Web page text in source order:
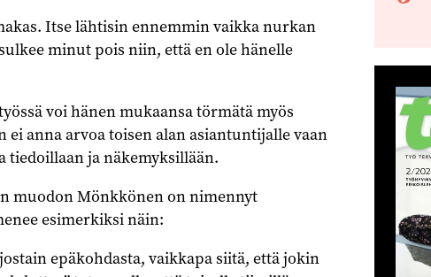
Itse lähtisin ennemmin vaikka nurkan
minut pois niin, että en ole hänelle
voi hänen mukaansa törmätä myös
anna arvoa toisen alan asiantuntijalle vaan
tiedoillaan ja näkemyksillään.
muodon Mönkkönen on nimennyt
esimerkiksi näin:
epäkohdasta, vaikkapa siitä, että jokin